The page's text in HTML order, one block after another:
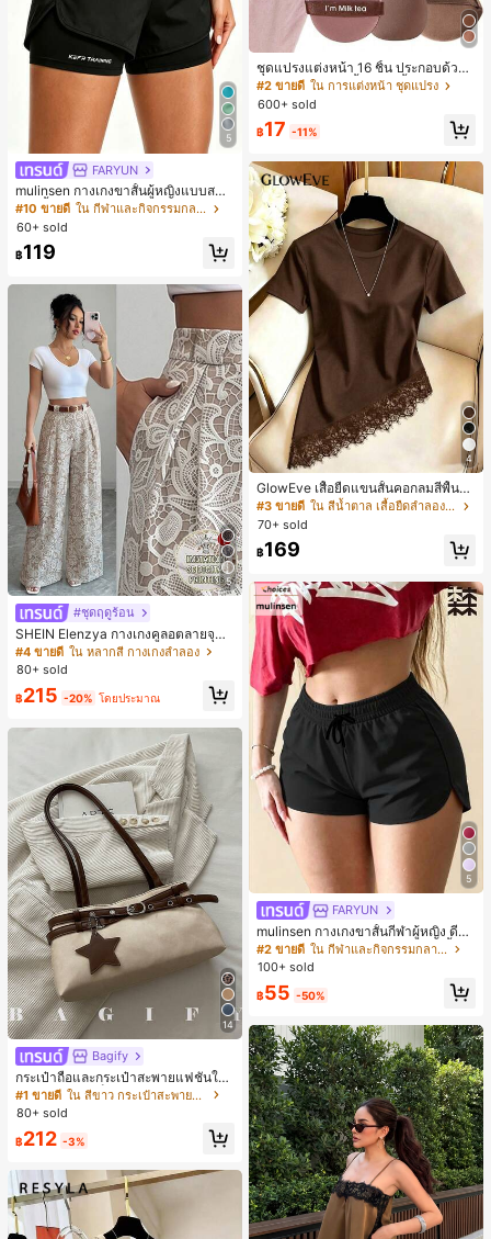
5
FARYUN
mulinsen กางเกงขาสั้นผู้หญิงแบบสบา
ยๆ สีพื้น หลวม อเนกประสงค์ กางเกงขา
สั้นกีฬา 2-In-1 สำหรับวิ่ง ฟิตเนส และก
ารฝึกซ้อมกีฬาในฤดูร้อน
#10 ขายดี
ใน กีฬาและกิจกรรมกลางแจ้ง
60+ sold
฿119
5
#ชุดฤดูร้อน
SHEIN Elenzya กางเกงคูลอตลายจุดเ
อวสูงแบบใหม่สำหรับฤดูใบไม้ผลิ/ฤดูร้อ
น, สไตล์หรูหราเหมาะสำหรับใส่ในชีวิต
ทจสำหรับฤดูรับปริญญา, เทศกาลดนตร
#4 ขายดี ใน หลากสี กางเกงลำลอง
80+ sold
฿215 -20% โดยประมาณ
14
Bagify
กระเป๋าถือและกระเป๋าสะพายแฟชั่นให
ม่ ตกแต่งด้วยเข็มขัด เหมาะสำหรับงาน
ปาร์ตี้ การรวมตัว การออกไปข้างนอก ก
ประจำวัน สามารถเก็บเหรียญ โทรศัพท์
านออฟฟิศ นักศึกษามหาวิทยาลัย และ
พนักงานออฟฟิศ กระเป๋าผู้หญิงที่หรูหรา
#1 ขายดี
ใน สีขาว กระเป๋าสะพายผู้หญิง
80+ sold
฿212 -3%
ชุดแปรงแต่งหน้า 16 ชิ้น ประกอบด้วยแ
ปรงแต่งหน้า 13 ชิ้น, ฟองน้ำแต่งหน้ารู
ปหยดน้ำ 1 ชิ้น, แปรงแป้งรองพื้นกลม 1
ชิ้น และฟองน้ำแต่งหน้ารูปสามเหลี่ยม
1 ชิ้น - ชุดคลาสสิก ทำจากขนสังเคราะ
ห์นุ่มและเป็นมิตรต่อผิว เหมาะสำหรับผู้
หญิงและเด็กผู้หญิง เหมาะสำหรับฤดูใบ
ไม้ร่วงและฤดูหนาว
#2 ขายดี ใน การแต่งหน้า ชุดแปรง
600+ sold
฿17 -11%
4
GlowEve เสื้อยืดแขนสั้นคอกลมสีพื้นลำ
ลองอเนกประสงค์สำหรับผู้หญิง
#3 ขายดี
ใน สีน้ำตาล เสื้อยืดลำลองพื้นฐาน
70+ sold
฿169
5
FARYUN
mulinsen กางเกงขาสั้นกีฬาผู้หญิง ดีไซ
น์ปลายเปิด เอวยืดหยุ่น กางเกงขาสั้น
ลำลองกีฬาฤดูร้อน ความยาว 3/4
#2 ขายดี
ใน กีฬาและกิจกรรมกลางแจ้ง
100+ sold
฿55 -50%